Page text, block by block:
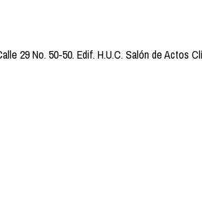
29 No. 50-50. Edif. H.U.C. Salón de Actos